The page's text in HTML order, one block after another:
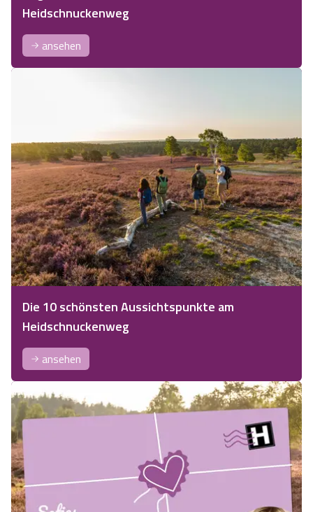
Heidschnuckenweg
ansehen
Die 10 schönsten Aussichtspunkte am
Heidschnuckenweg
ansehen